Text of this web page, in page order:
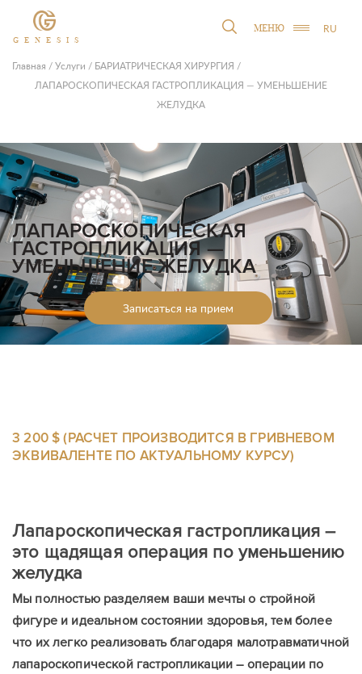
GENESIS
МЕНЮ RU
Главная /Услуги / БАРИАТРИЧЕСКАЯ ХИРУРГИЯ /
ЛАПАРОСКОПИЧЕСКАЯ ГАСТРОПЛИКАЦИЯ — УМЕНЬШЕНИЕ
ЖЕЛУДКА
ЛАПАРОСКОПИЧЕСКАЯ
ГАСТРОПЛИКАЦИЯ —
УМЕНЬШЕНИЕ ЖЕЛУДКА
Записаться на прием
3 200 $ (РАСЧЕТ ПРОИЗВОДИТСЯ В ГРИВНЕВОМ
ЭКВИВАЛЕНТЕ ПО АКТУАЛЬНОМУ КУРСУ)
Лапароскопическая гастропликация –
это щадящая операция по уменьшению
желудка
Мы полностью разделяем ваши мечты о стройной
фигуре и идеальном состоянии здоровья, тем более
что их легко реализовать благодаря малотравматичной
лапароскопической гастропликации – операции по